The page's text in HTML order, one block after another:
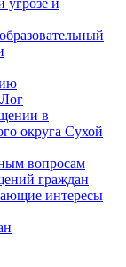
угрозе и
в
округа Сухой
вопросам
граждан
интересы